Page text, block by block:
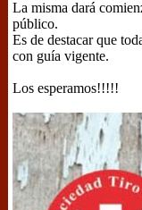
La misma dará
público.
Es de destacar que
con guía vigente.
Los esperamos!!!!!